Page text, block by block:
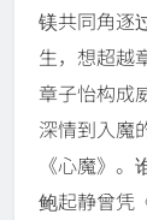
镁共同角逐
生，想超越
章子怡构成
深情到入魔
《心魔》
鲍起静曾凭